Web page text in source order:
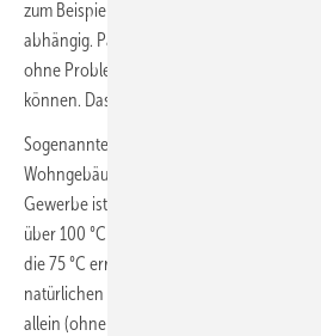
zum Beispiel der Art des Kältemittels oder
abhängig. Pauschal kann man sagen,
ohne Probleme eine Vorlauftemperatur
können. Das ist ein eher konservativer
Sogenannte Hochtemperatur-
Wohngebäuden können ca. 65 bis 70 °C
Gewerbe ist dieser Begriff dagegen für
über 100 °C erreichen). Auf dem Markt
die 75 °C erreichen können – zum Beispiel
natürlichen Kältemittel Propan. Die
allein (ohne den zusätzlichen